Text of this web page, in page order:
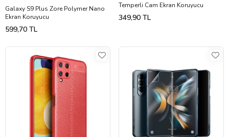
Galaxy S9 Plus Zore Polymer Nano
Ekran Koruyucu
599,70 TL
Temperli Cam Ekran Koruyucu
349,90 TL